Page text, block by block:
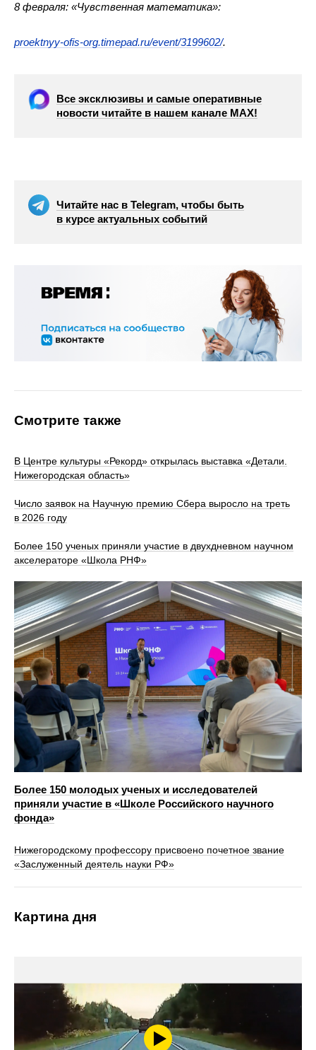
8 февраля: «Чувственная математика»:
proektnyy-ofis-org.timepad.ru/event/3199602/.
Все эксклюзивы и самые оперативные
новости читайте в нашем канале МАХ!
Читайте нас в Telegram, чтобы быть
в курсе актуальных событий
Смотрите также
В Центре культуры «Рекорд» открылась выставка «Детали.
Нижегородская область»
Число заявок на Научную премию Сбера выросло на треть
в 2026 году
Более 150 ученых приняли участие в двухдневном научном
акселераторе «Школа РНФ»
Более 150 молодых ученых и исследователей
приняли участие в «Школе Российского научного
фонда»
Нижегородскому профессору присвоено почетное звание
«Заслуженный деятель науки РФ»
Картина дня